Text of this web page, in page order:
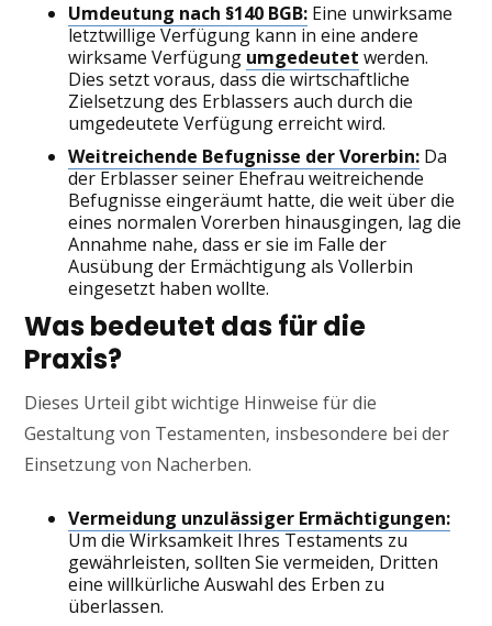
Umdeutung nach §140 BGB: Eine unwirksame
letztwillige Verfügung kann in eine andere
wirksame Verfügung umgedeutet werden.
Dies setzt voraus, dass die wirtschaftliche
Zielsetzung des Erblassers auch durch die
umgedeutete Verfügung erreicht wird.
Weitreichende Befugnisse der Vorerbin: Da
der Erblasser seiner Ehefrau weitreichende
Befugnisse eingeräumt hatte, die weit über die
eines normalen Vorerben hinausgingen, lag die
Annahme nahe, dass er sie im Falle der
Ausübung der Ermächtigung als Vollerbin
eingesetzt haben wollte.
Was bedeutet das für die
Praxis?
Dieses Urteil gibt wichtige Hinweise für die
Gestaltung von Testamenten, insbesondere bei der
Einsetzung von Nacherben.
Vermeidung unzulässiger Ermächtigungen:
Um die Wirksamkeit Ihres Testaments zu
gewährleisten, sollten Sie vermeiden, Dritten
eine willkürliche Auswahl des Erben zu
überlassen.